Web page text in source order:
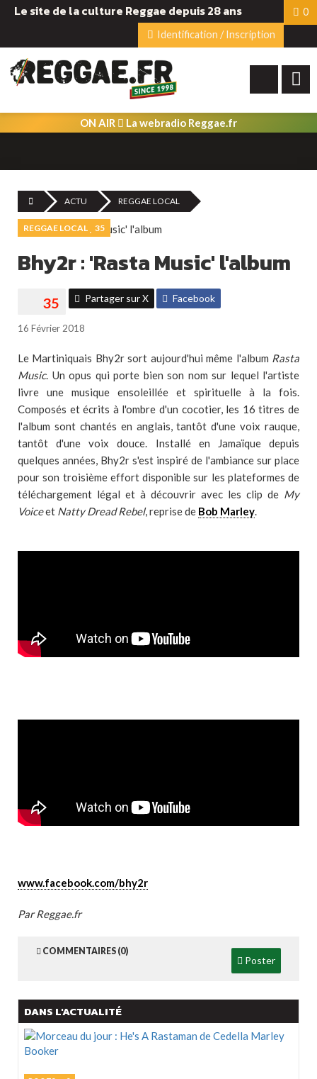
Le site de la culture Reggae depuis 28 ans
0
Identification / Inscription
ON AIR La webradio Reggae.fr
ACTU REGGAE LOCAL
REGGAE LOCAL 35
Bhy2r : 'Rasta Music' l'album
Partager sur X Facebook
16 Février 2018
Le Martiniquais Bhy2r sort aujourd'hui même l'album Rasta
Music. Un opus qui porte bien son nom sur lequel l'artiste
livre une musique ensoleillée et spirituelle à la fois.
Composés et écrits à l'ombre d'un cocotier, les 16 titres de
l'album sont chantés en anglais, tantôt d'une voix rauque,
tantôt d'une voix douce. Installé en Jamaïque depuis
quelques années, Bhy2r s'est inspiré de l'ambiance sur place
pour son troisième effort disponible sur les plateformes de
téléchargement légal et à découvrir avec les clip de My
Voiceet Natty Dread Rebel, reprise de Bob Marley.
www.facebook.com/bhy2r
Par Reggae.fr
COMMENTAIRES (0)
Poster
DANS L'ACTUALITÉ